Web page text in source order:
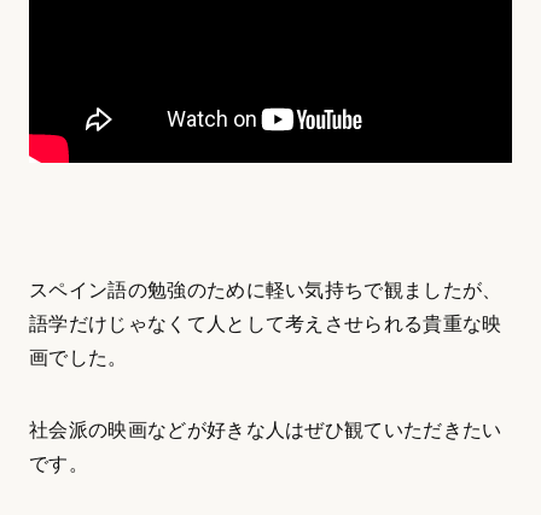
スペイン語の勉強のために軽い気持ちで観ましたが、
語学だけじゃなくて人として考えさせられる貴重な映
画でした。
社会派の映画などが好きな人はぜひ観ていただきたい
です。